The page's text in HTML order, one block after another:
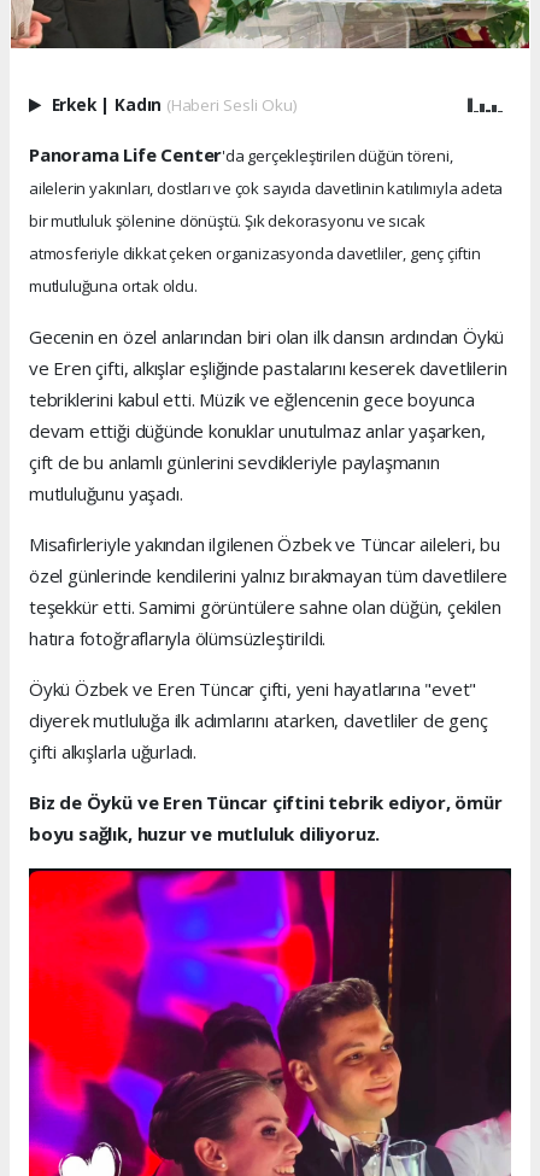
Erkek | Kadın (Haberi Sesli Oku)
Panorama Life Center'da gerçekleştirilen düğün töreni,
ailelerin yakınları, dostları ve çok sayıda davetlinin katılımıyla adeta
bir mutluluk şölenine dönüştü. Şık dekorasyonu ve sıcak
atmosferiyle dikkat çeken organizasyonda davetliler, genç çiftin
mutluluğuna ortak oldu.
Gecenin en özel anlarından biri olan ilk dansın ardından Öykü
ve Eren çifti, alkışlar eşliğinde pastalarını keserek davetlilerin
tebriklerini kabul etti. Müzik ve eğlencenin gece boyunca
devam ettiği düğünde konuklar unutulmaz anlar yaşarken,
çift de bu anlamlı günlerini sevdikleriyle paylaşmanın
mutluluğunu yaşadı.
Misafirleriyle yakından ilgilenen Özbek ve Tüncar aileleri, bu
özel günlerinde kendilerini yalnız bırakmayan tüm davetlilere
teşekkür etti. Samimi görüntülere sahne olan düğün, çekilen
hatıra fotoğraflarıyla ölümsüzleştirildi.
Öykü Özbek ve Eren Tüncar çifti, yeni hayatlarına "evet"
diyerek mutluluğa ilk adımlarını atarken, davetliler de genç
çifti alkışlarla uğurladı.
Biz de Öykü ve Eren Tüncar çiftini tebrik ediyor, ömür
boyu sağlık, huzur ve mutluluk diliyoruz.